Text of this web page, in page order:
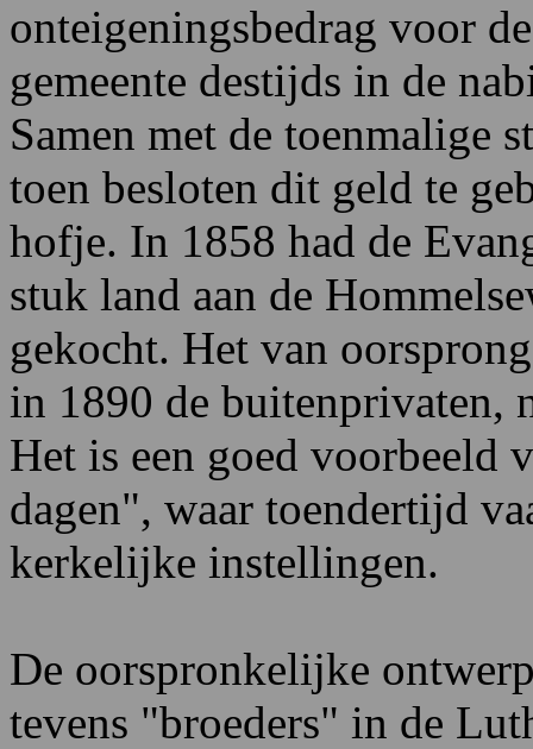
onteigeningsbedrag voor
gemeente destijds in de
Samen met de toenmalige
toen besloten dit geld te
hofje. In 1858 had de
stuk land aan de
gekocht. Het van
in 1890 de buitenprivaten,
Het is een goed voorbeeld
dagen", waar toendertijd
kerkelijke instellingen.
De oorspronkelijke
tevens "broeders" in de